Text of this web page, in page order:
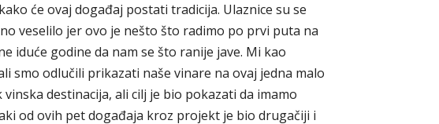
će ovaj događaj postati tradicija. Ulaznice su se
veselilo jer ovo je nešto što radimo po prvi puta na
iduće godine da nam se što ranije jave. Mi kao
smo odlučili prikazati naše vinare na ovaj jedna malo
destinacija, ali cilj je bio pokazati da imamo
od ovih pet događaja kroz projekt je bio drugačiji i